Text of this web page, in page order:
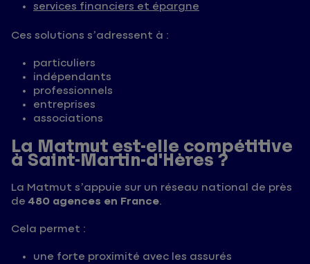
services financiers et épargne
Ces solutions s’adressent à :
particuliers
indépendants
professionnels
entreprises
associations
La Matmut est-elle compétitive
à Saint-Martin-d'Hères ?
La Matmut s’appuie sur un réseau national de près
de480 agences en France.
Cela permet :
une forte proximité avec les assurés